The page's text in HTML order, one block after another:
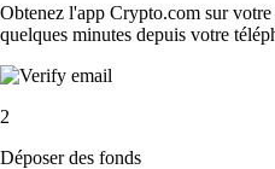
Obtenez l'app Crypto.com sur
quelques minutes depuis votre
2
Déposer des fonds